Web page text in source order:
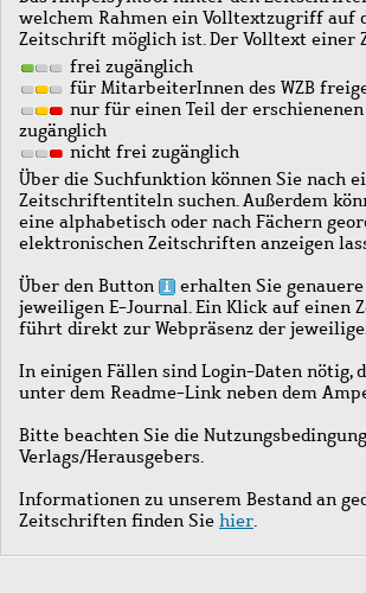
welchem Rahmen ein Volltextzugriff auf
Zeitschrift möglich ist. Der Volltext einer
frei zugänglich
für MitarbeiterInnen des WZB
nur für einen Teil der erschienenen
zugänglich
nicht frei zugänglich
Über die Suchfunktion können Sie nach
Zeitschriftentiteln suchen. Außerdem
eine alphabetisch oder nach Fächern
elektronischen Zeitschriften anzeigen
Über den Button
erhalten Sie
jeweiligen E-Journal. Ein Klick auf
führt direkt zur Webpräsenz der
In einigen Fällen sind Login-Daten nötig,
unter dem Readme-Link neben dem
Bitte beachten Sie die
Verlags/Herausgebers.
Informationen zu unserem Bestand an
Zeitschriften finden Sie hier.